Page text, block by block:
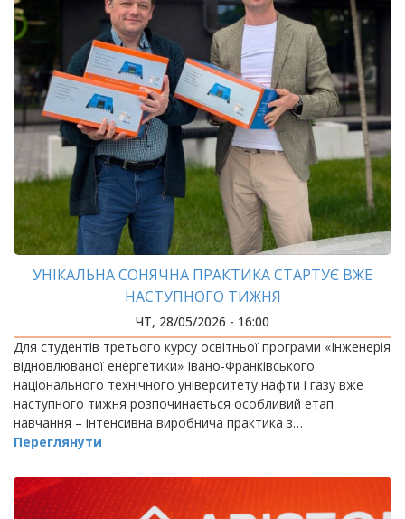
УНІКАЛЬНА СОНЯЧНА ПРАКТИКА СТАРТУЄ ВЖЕ
НАСТУПНОГО ТИЖНЯ
ЧТ, 28/05/2026 - 16:00
Для студентів третього курсу освітньої програми «Інженерія
відновлюваної енергетики» Івано-Франківського
національного технічного університету нафти і газу вже
наступного тижня розпочинається особливий етап
навчання – інтенсивна виробнича практика з…
Переглянути